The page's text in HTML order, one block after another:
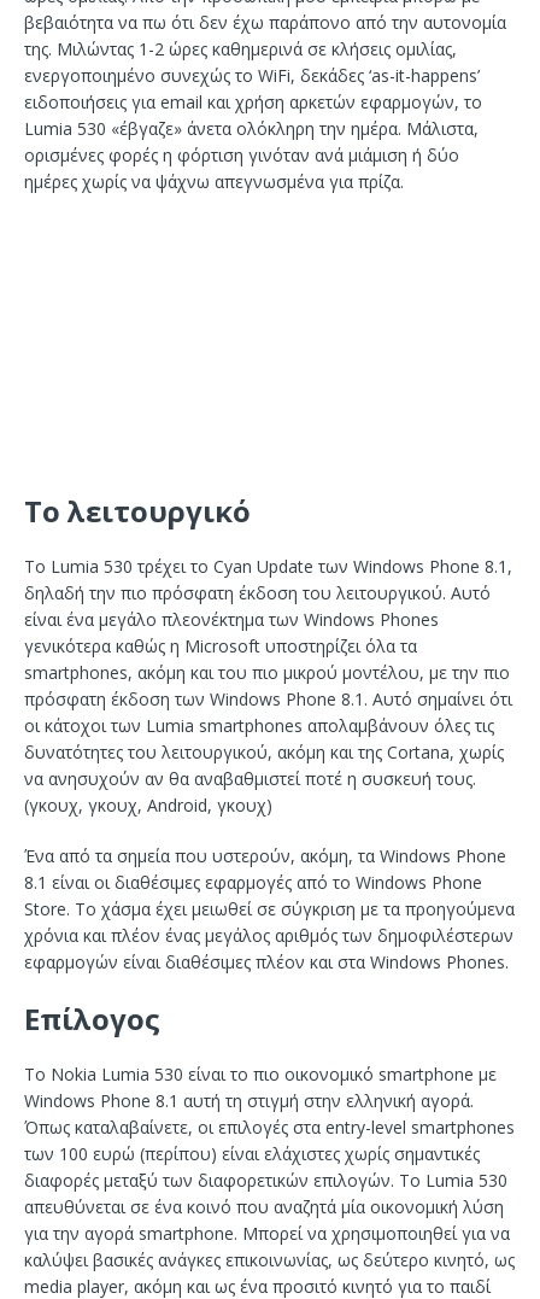
βεβαιότητα να πω ότι δεν έχω παράπονο από την αυτονομία
της. Μιλώντας 1-2 ώρες καθημερινά σε κλήσεις ομιλίας,
ενεργοποιημένο συνεχώς το WiFi, δεκάδες ‘as-it-happens’
ειδοποιήσεις για email και χρήση αρκετών εφαρμογών, το
Lumia 530 «έβγαζε» άνετα ολόκληρη την ημέρα. Μάλιστα,
ορισμένες φορές η φόρτιση γινόταν ανά μιάμιση ή δύο
ημέρες χωρίς να ψάχνω απεγνωσμένα για πρίζα.
Το λειτουργικό
Το Lumia 530 τρέχει το Cyan Update των Windows Phone 8.1,
δηλαδή την πιο πρόσφατη έκδοση του λειτουργικού. Αυτό
είναι ένα μεγάλο πλεονέκτημα των Windows Phones
γενικότερα καθώς η Microsoft υποστηρίζει όλα τα
smartphones, ακόμη και του πιο μικρού μοντέλου, με την πιο
πρόσφατη έκδοση των Windows Phone 8.1. Αυτό σημαίνει ότι
οι κάτοχοι των Lumia smartphones απολαμβάνουν όλες τις
δυνατότητες του λειτουργικού, ακόμη και της Cortana, χωρίς
να ανησυχούν αν θα αναβαθμιστεί ποτέ η συσκευή τους.
(γκουχ, γκουχ, Android, γκουχ)
Ένα από τα σημεία που υστερούν, ακόμη, τα Windows Phone
8.1 είναι οι διαθέσιμες εφαρμογές από το Windows Phone
Store. Το χάσμα έχει μειωθεί σε σύγκριση με τα προηγούμενα
χρόνια και πλέον ένας μεγάλος αριθμός των δημοφιλέστερων
εφαρμογών είναι διαθέσιμες πλέον και στα Windows Phones.
Επίλογος
Το Nokia Lumia 530 είναι το πιο οικονομικό smartphone με
Windows Phone 8.1 αυτή τη στιγμή στην ελληνική αγορά.
Όπως καταλαβαίνετε, οι επιλογές στα entry-level smartphones
των 100 ευρώ (περίπου) είναι ελάχιστες χωρίς σημαντικές
διαφορές μεταξύ των διαφορετικών επιλογών. Το Lumia 530
απευθύνεται σε ένα κοινό που αναζητά μία οικονομική λύση
για την αγορά smartphone. Μπορεί να χρησιμοποιηθεί για να
καλύψει βασικές ανάγκες επικοινωνίας, ως δεύτερο κινητό, ως
media player, ακόμη και ως ένα προσιτό κινητό για το παιδί